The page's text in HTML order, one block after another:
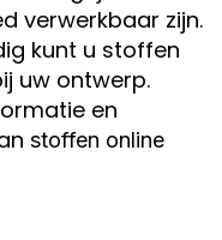
verwerkbaar zijn.
kunt u stoffen
uw ontwerp.
en
stoffen online